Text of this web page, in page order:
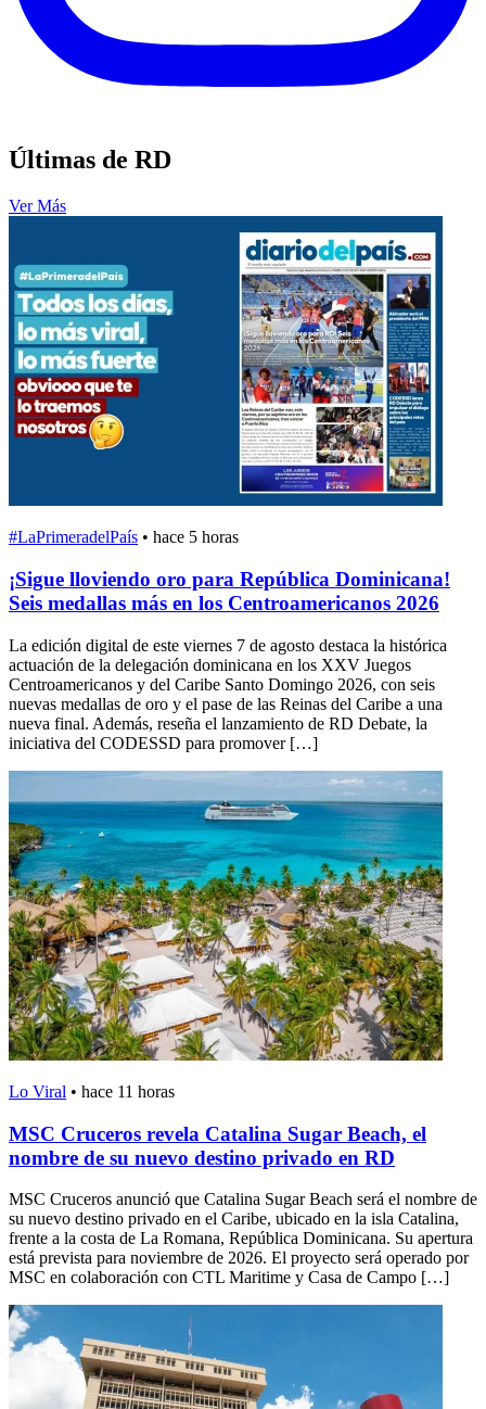
Últimas de RD
Ver Más
#LaPrimeradelPaís • hace 5 horas
¡Sigue lloviendo oro para República Dominicana!
Seis medallas más en los Centroamericanos 2026
La edición digital de este viernes 7 de agosto destaca la histórica
actuación de la delegación dominicana en los XXV Juegos
Centroamericanos y del Caribe Santo Domingo 2026, con seis
nuevas medallas de oro y el pase de las Reinas del Caribe a una
nueva final. Además, reseña el lanzamiento de RD Debate, la
iniciativa del CODESSD para promover […]
Lo Viral • hace 11 horas
MSC Cruceros revela Catalina Sugar Beach, el
nombre de su nuevo destino privado en RD
MSC Cruceros anunció que Catalina Sugar Beach será el nombre de
su nuevo destino privado en el Caribe, ubicado en la isla Catalina,
frente a la costa de La Romana, República Dominicana. Su apertura
está prevista para noviembre de 2026. El proyecto será operado por
MSC en colaboración con CTL Maritime y Casa de Campo […]